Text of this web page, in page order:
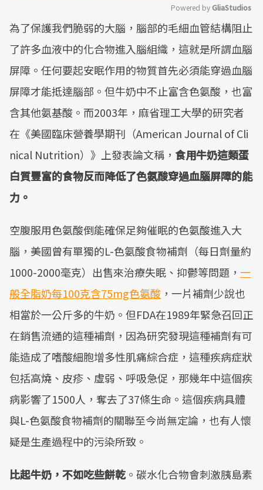
Mute
Powered by GliaStudios
為了保護我們脆弱的大腦，腦部的毛細血管結構阻止
了許多血液中的化合物進入腦組織，這就是所謂血腦
屏障。任何要起安眠作用的物質首先必須能穿過血腦
屏障才能抵達腦部。但牛奶中不止富含色氨酸，也富
含其他氨基酸。而2003年，麻省理工大學的研究者
在《美國臨床營養學期刊（American Journal of Cli
nical Nutrition）》上發表論文稱， 食用牛奶這類蛋
白質豐富的食物反而降低了色氨酸穿過血腦屏障的能
力。
空腹服用色氨酸倒能確保足夠催眠的色氨酸進入大
腦，美國曾有單獨的L-色氨酸食物補劑（每日劑量約
1000-2000毫克）出售來治療失眠、抑鬱等問題， 一
般全脂奶每100克含75mg色氨酸 ，一片補劑少說也
相當於一公斤多的牛奶。但FDA在1989年緊急召回正
在銷售流通的這種補劑，因為研究發現這種補劑有可
能造成了嗜酸細胞增多性肌痛綜合症，這種疾病症狀
包括高燒、皮疹、虛弱、呼吸急促，那幾年中這個疾
病影響了1500人，奪去了37條生命。這個疾病具體
與L-色氨酸食物補劑的關聯至今尚無定論，也有人懷
疑是生產過程中的污染所致。
比起牛奶，不如吃些餅乾。碳水化合物會刺激胰島素